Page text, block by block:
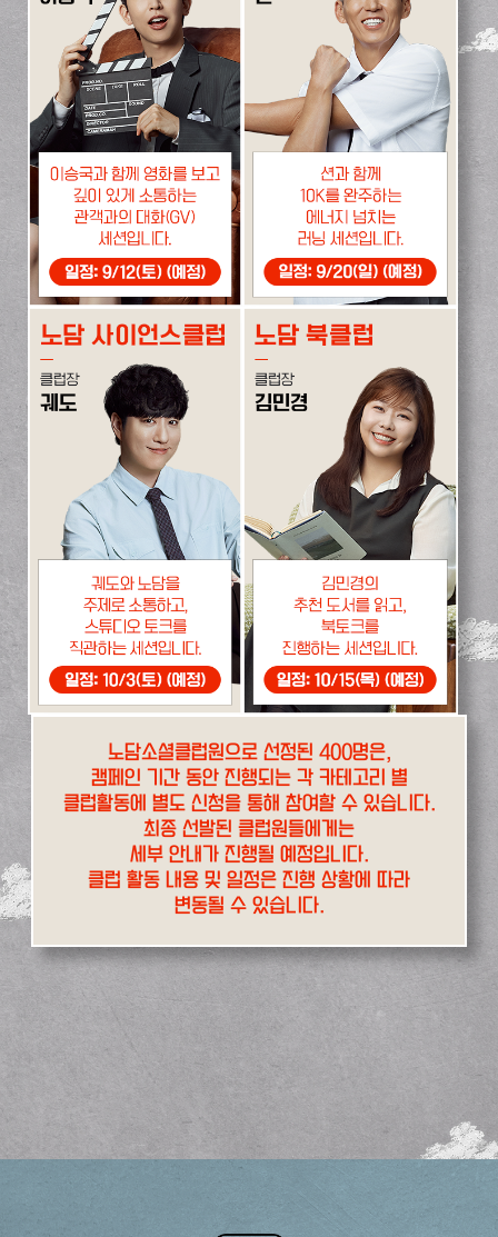
노담소셜클럽원으로 선정된 400명은,
캠페인 기간 동안 진행되는 각 카테고리 별
클럽활동에 별도 신청을 통해 참여할 수 있습니다.
최종 선발된 클럽원들에게는
세부 안내가 진행될 예정입니다.
클럽 활동 내용 및 일정은 진행 상황에 따라
변동될 수 있습니다.